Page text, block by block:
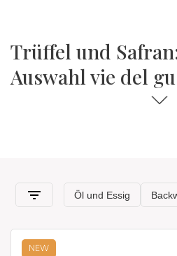
Trüffel und
Auswahl vie del
NEW